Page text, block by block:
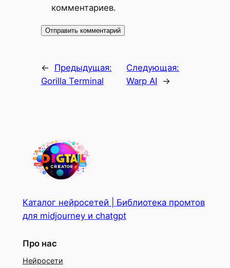
комментариев.
←
Предыдущая:
Gorilla Terminal
Следующая:
Warp AI
→
Каталог нейросетей | Библиотека промтов
для midjourney и chatgpt
Про нас
Нейросети